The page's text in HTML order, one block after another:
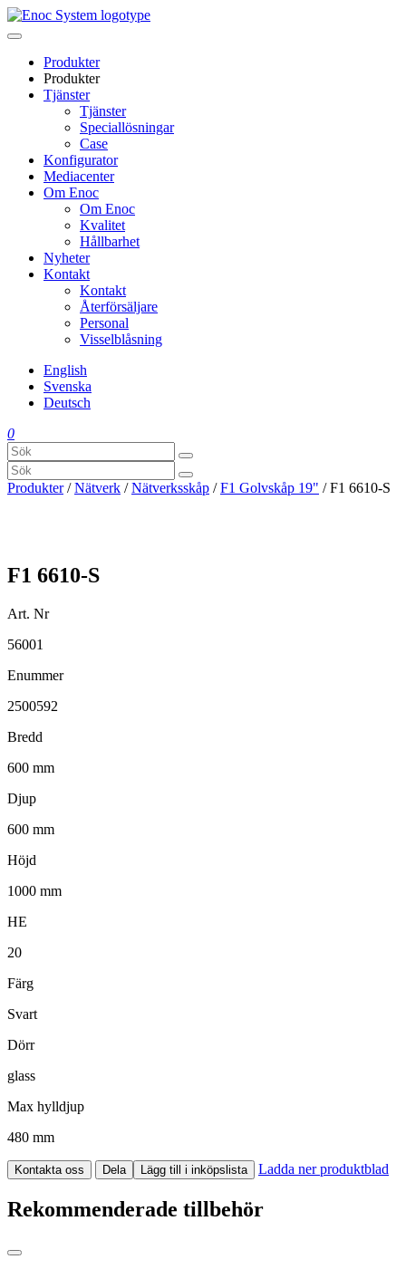
Skip
to
Produkter
Produkter
Tjänster
Tjänster
Speciallösningar
Case
Konfigurator
Mediacenter
Om Enoc
Om Enoc
Kvalitet
Hållbarhet
Nyheter
Kontakt
Kontakt
Återförsäljare
Personal
Visselblåsning
English
Svenska
Deutsch
0
Produkter/Nätverk /Nätverksskåp /F1 Golvskåp 19" / F1 6610-S
F1 6610-S
Art. Nr
56001
Enummer
2500592
Bredd
600 mm
Djup
600 mm
Höjd
1000 mm
HE
20
Färg
Svart
Dörr
glass
Max hylldjup
480 mm
Kontakta oss Dela Lägg till i inköpslista Ladda ner produktblad
Rekommenderade tillbehör